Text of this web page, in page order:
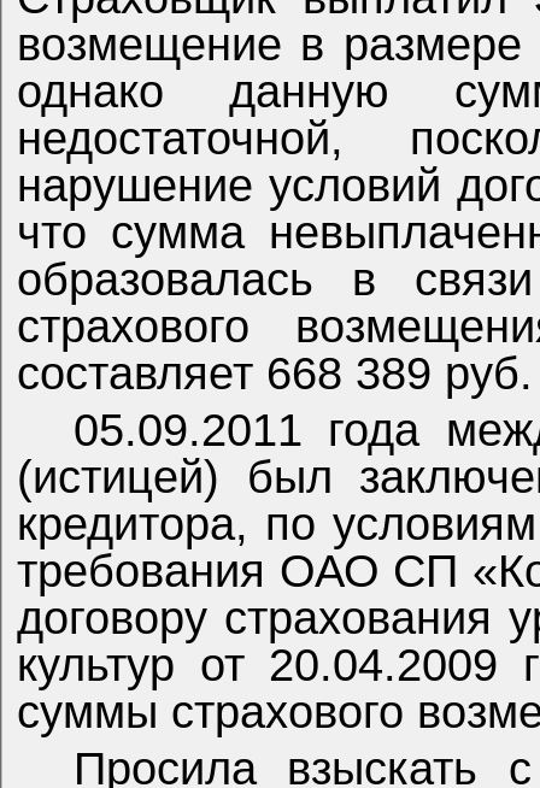
возмещение в
однако данную
недостаточной,
нарушение условий
что сумма
образовалась в
страхового
составляет 668 389
05.09.2011 года
(истицей) был
кредитора, по
требования ОАО СП
договору страхования
культур от 20.04.2009
суммы страхового
Просила